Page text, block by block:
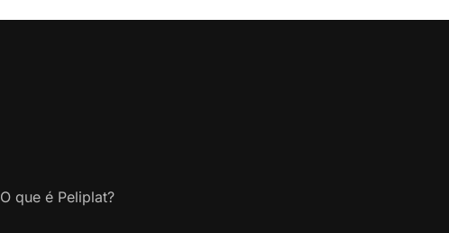
O que é Peliplat?